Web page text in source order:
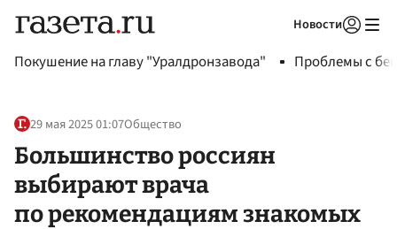
Новости
Покушение на главу "Уралдронзавода" Проблемы с
29 мая 2025 01:07Общество
Большинство россиян
выбирают врача
по рекомендациям знакомых